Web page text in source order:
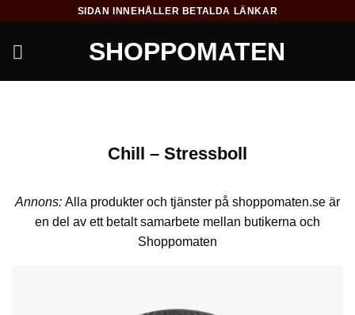
content
SIDAN INNEHÅLLER BETALDA LÄNKAR
SHOPPOMATEN
Chill – Stressboll
Annons: Alla produkter och tjänster på shoppomaten.se är
en del av ett betalt samarbete mellan butikerna och
Shoppomaten